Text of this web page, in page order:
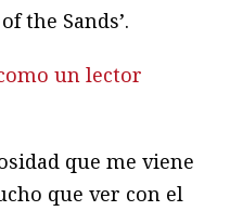
the Sands’.
un lector
que me viene
que ver con el